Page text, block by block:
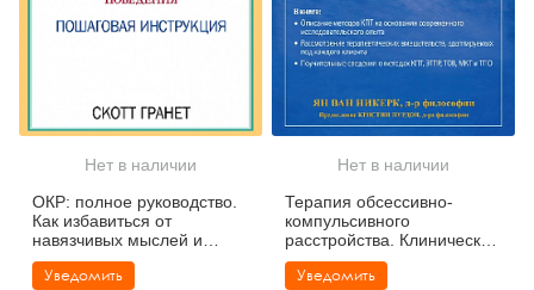
Нет в наличии
ОКР: полное руководство.
Как избавиться от
навязчивых мыслей и
компульсивного
поведения. Пошаговая
Уведомить
Нет в наличии
Терапия обсессивно-
компульсивного
расстройства. Клиническое
руководство.
Эффективные методы КПТ
Уведомить